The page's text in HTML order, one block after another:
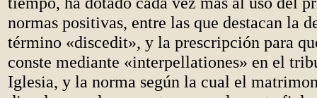
normas positivas, entre las que destacan la
término «discedit», y la prescripción para
conste mediante «interpellationes» en el
Iglesia, y la norma según la cual el